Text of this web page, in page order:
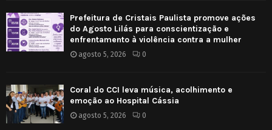
Prefeitura de Cristais Paulista promove ações
do Agosto Lilás para conscientização e
enfrentamento à violência contra a mulher
agosto 5, 2026 0
Coral do CCI leva música, acolhimento e
emoção ao Hospital Cássia
agosto 5, 2026 0